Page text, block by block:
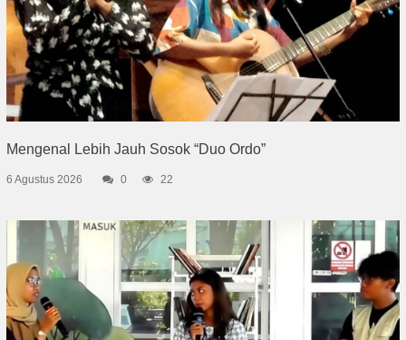
Mengenal Lebih Jauh Sosok “Duo Ordo”
6 Agustus 2026 0 22